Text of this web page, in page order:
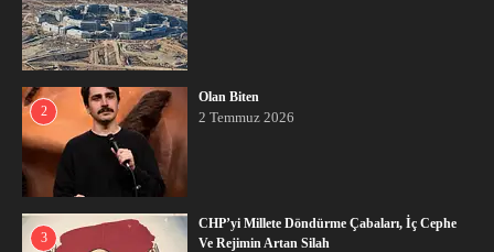
2
Olan Biten
2 Temmuz 2026
3
CHP’yi Millete Döndürme Çabaları, İç Cephe
Ve Rejimin Artan Silah